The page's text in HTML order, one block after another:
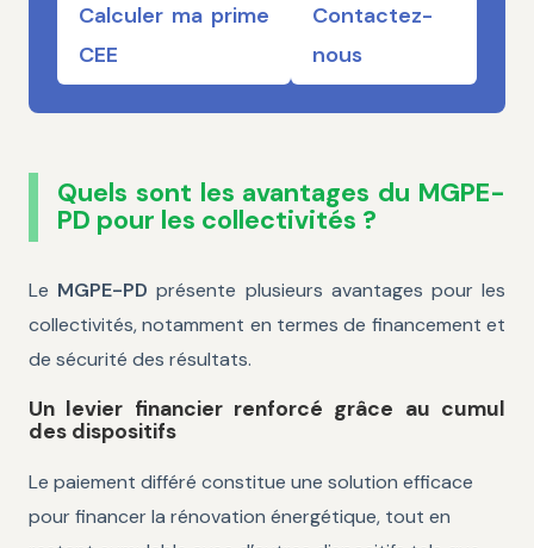
Calculer ma prime
CEE
Contactez-
nous
Quels sont les avantages du MGPE-
PD pour les collectivités ?
Le MGPE-PD présente plusieurs avantages pour les
collectivités, notamment en termes de financement et
de sécurité des résultats.
Un levier financier renforcé grâce au cumul
des dispositifs
Le paiement différé constitue une solution efficace
pour financer la rénovation énergétique, tout en